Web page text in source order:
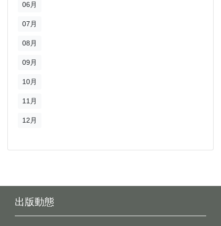
06月
07月
08月
09月
10月
11月
12月
出版動態